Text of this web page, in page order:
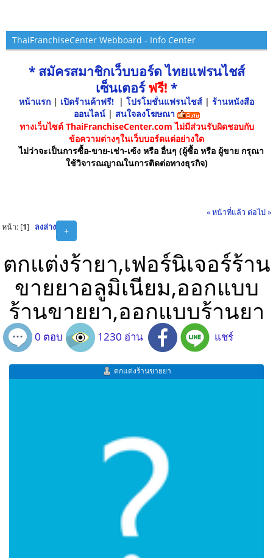
ThaiFranchiseCenter Webboard - Info Center
* สมัครสมาชิกเว็บบอร์ด ไทยแฟรนไชส์
เซ็นเตอร์ฟรี! *
หน้าแรก | เปิดร้านค้าฟรี! | โปรโมชั่นแฟรนไชส์ | ร้านหนังสือ
ออนไลน์ | สนใจลงโฆษณา
ทางเว็บไซต์ ThaiFranchiseCenter.com ไม่มีส่วนรับผิดชอบกับ
ข้อความต่างๆในเว็บบอร์ดแต่อย่างใด
ไม่ว่าจะเป็นการซื้อ-ขาย-เช่า-เซ้ง หรือ อื่นๆ (ผู้ซื้อ หรือ ผู้ขาย กรุณา
ใช้วิจารณญาณในการติดต่อทางธุรกิจ)
« หน้าที่แล้ว ต่อไป »
+
หน้า: [1] ลงล่าง
ตกแต่งร้ายา,เฟอร์นิเจอร์ร้าน
ขายยาอลูมิเนียม,ออกแบบ
ร้านขายยา,ออกแบบร้านยา
0 ตอบ 1230 อ่าน แชร์
ตกแต่งร้านขายยา